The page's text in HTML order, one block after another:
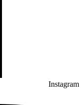
Instagram